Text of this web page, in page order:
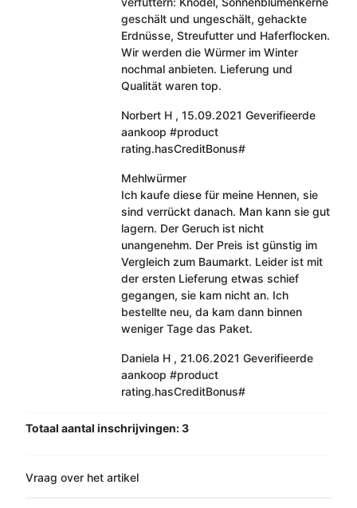
geschält und ungeschält, gehackte
Erdnüsse, Streufutter und Haferflocken.
Wir werden die Würmer im Winter
nochmal anbieten. Lieferung und
Qualität waren top.
Norbert H , 15.09.2021 Geverifieerde
aankoop #product
rating.hasCreditBonus#
Mehlwürmer
Ich kaufe diese für meine Hennen, sie
sind verrückt danach. Man kann sie gut
lagern. Der Geruch ist nicht
unangenehm. Der Preis ist günstig im
Vergleich zum Baumarkt. Leider ist mit
der ersten Lieferung etwas schief
gegangen, sie kam nicht an. Ich
bestellte neu, da kam dann binnen
weniger Tage das Paket.
Daniela H , 21.06.2021 Geverifieerde
aankoop #product
rating.hasCreditBonus#
Totaal aantal inschrijvingen: 3
Vraag over het artikel